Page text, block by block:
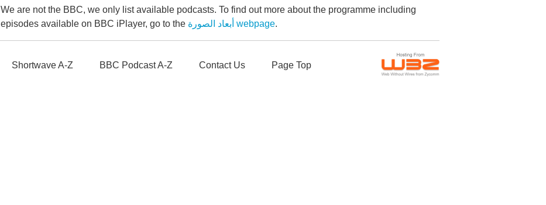
We are not the BBC, we only list available podcasts. To find out more about the programme including
episodes available on BBC iPlayer, go to the
أبعاد الصورة webpage.
Shortwave A-Z BBC Podcast A-Z Contact Us Page Top